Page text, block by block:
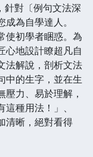
針對〔例句文法深
為自學達人。
初學者睏惑。為
心地設計瞭超凡自
法解說，剖析文法
中的生字，並在生
力、易於理解，
種用法！」、
清晰，絕對看得